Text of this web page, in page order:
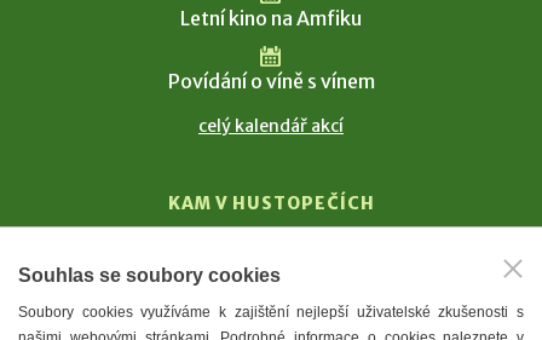
Letní kino na Amfiku
Povídání o víně s vínem
celý kalendář akcí
KAM V HUSTOPEČÍCH
T. G. Masaryk
Mandloně
Souhlas se soubory cookies
Soubory cookies využíváme k zajištění nejlepší uživatelské zkušenosti s